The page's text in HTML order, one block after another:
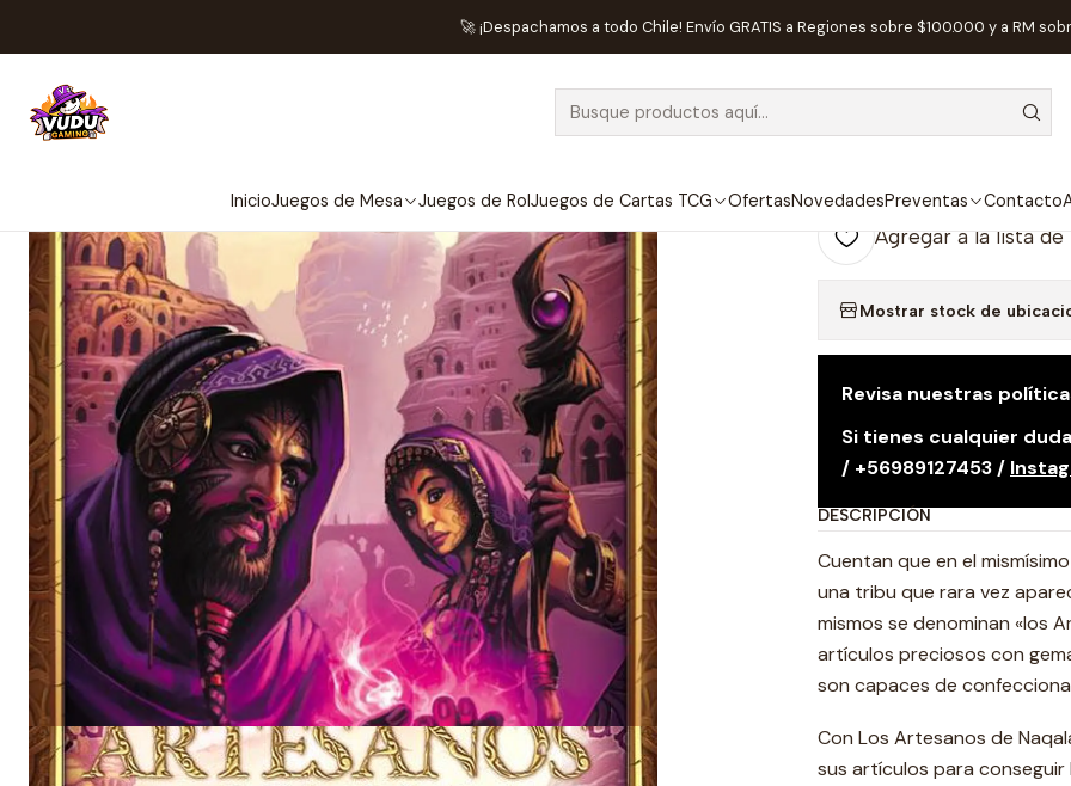
InicioJuegos de Mesa Juegos de RolJuegos de Cartas TCG OfertasNovedadesPreventas Contacto
🚀 ¡Despachamos a todo Chile! Envío GRATIS a Regiones sobre $100.000 y a RM
Preventas Maldito Games Preventa - FIVE TRIBES - Expansión LOS ARTESANOS
NO DISPONIBLE
Preventa -
Agregar a la lista
Mostrar stock de
Revisa nuestras
Si tienes cualquier
/ +56989127453 /
DESCRIPCIÓN
Cuentan que en el
una tribu que rara vez
mismos se denominan «los
artículos preciosos con
son capaces de
Con Los Artesanos de
sus artículos para